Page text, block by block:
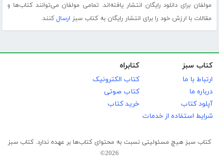
مولفان برای دانلود رایگان انتشار یافته‌اند. تمامی مولفان می‌توانند کتاب‌ها و
مقالات با ارزش خود را برای انتشار رایگان به کتاب سبز ارسال کنند.
کتاب سبز
ارتباط با ما
درباره ما
آپلود کتاب
شرایط استفاده از خدمات
کتابراه
کتاب الکترونیک
کتاب صوتی
خرید کتاب
کتاب سبز هیچ مسئولیتی نسبت به محتوای کتاب‌ها بر عهده ندارد. کتاب سبز
2026©